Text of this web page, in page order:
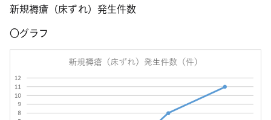
新規褥瘡（床ずれ）発生件数
〇グラフ